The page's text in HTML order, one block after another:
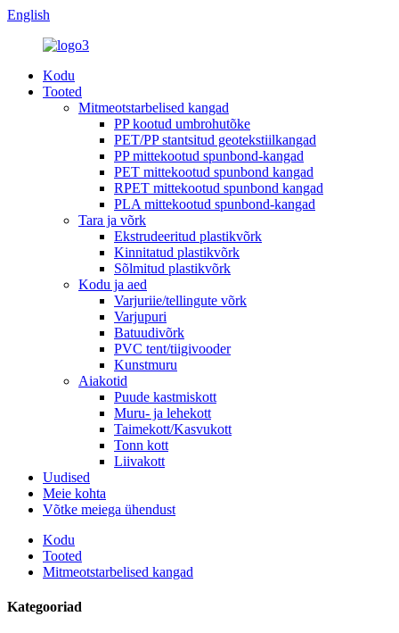
English
Kodu
Tooted
Mitmeotstarbelised kangad
PP kootud umbrohutõke
PET/PP stantsitud geotekstiilkangad
PP mittekootud spunbond-kangad
PET mittekootud spunbond kangad
RPET mittekootud spunbond kangad
PLA mittekootud spunbond-kangad
Tara ja võrk
Ekstrudeeritud plastikvõrk
Kinnitatud plastikvõrk
Sõlmitud plastikvõrk
Kodu ja aed
Varjuriie/tellingute võrk
Varjupuri
Batuudivõrk
PVC tent/tiigivooder
Kunstmuru
Aiakotid
Puude kastmiskott
Muru- ja lehekott
Taimekott/Kasvukott
Tonn kott
Liivakott
Uudised
Meie kohta
Võtke meiega ühendust
Kodu
Tooted
Mitmeotstarbelised kangad
Kategooriad